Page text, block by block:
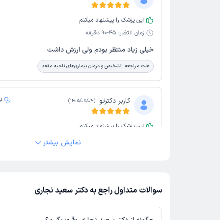
این پزشک را پیشنهاد میکنم
زمان انتظار: 45-90 دقیقه
خیلی زیاد منتظر بودم ولی ارزش داشت
علت مراجعه: تشخیص و درمان بیماری‌های ناحیه مقعد
کاربر دکترتو (
1405/05/04
)
این پزشک را پیشنهاد میکنم
کاربر دکترتو (
1405/05/04
)
نمایش بیشتر
سوالات متداول راجع به دکتر سعید نجاری